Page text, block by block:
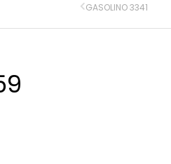
GASOLINO 3341